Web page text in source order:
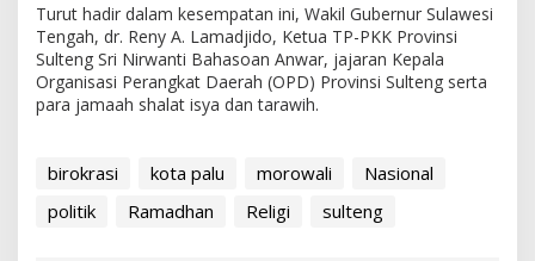
Turut hadir dalam kesempatan ini, Wakil Gubernur Sulawesi
Tengah, dr. Reny A. Lamadjido, Ketua TP-PKK Provinsi
Sulteng Sri Nirwanti Bahasoan Anwar, jajaran Kepala
Organisasi Perangkat Daerah (OPD) Provinsi Sulteng serta
para jamaah shalat isya dan tarawih.
birokrasi kota palu morowali
Nasional
politik
Ramadhan Religi sulteng